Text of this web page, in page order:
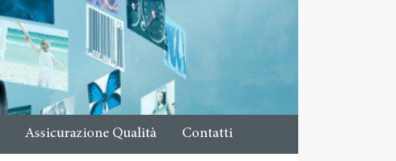
Assicurazione Qualità Contatti